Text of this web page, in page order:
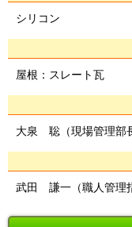
シリコン
屋根：スレート瓦
大泉 聡（現場管理部
武田 謙一（職人管理